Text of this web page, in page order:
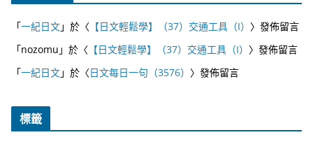
「一紀日文」於〈 【日文輕鬆學】（37）交通工具（I） 〉發佈留言
「nozomu 」於〈 【日文輕鬆學】（37）交通工具（I） 〉發佈留言
「一紀日文」於〈日文每日一句（3576） 〉發佈留言
標籤